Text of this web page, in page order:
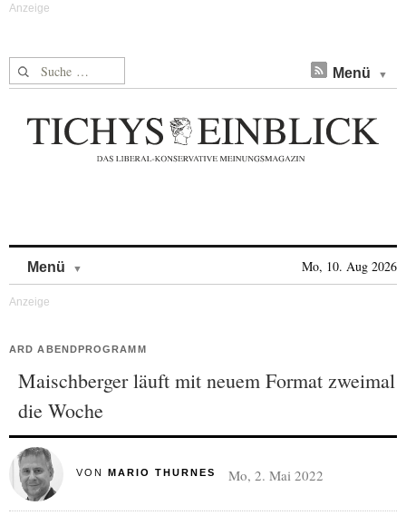
Suche nach: Menü
Menü Mo, 10. Aug 2026
ARD ABENDPROGRAMM
Maischberger läuft mit neuem Format zweimal
die Woche
VON MARIO THURNES Mo, 2. Mai 2022